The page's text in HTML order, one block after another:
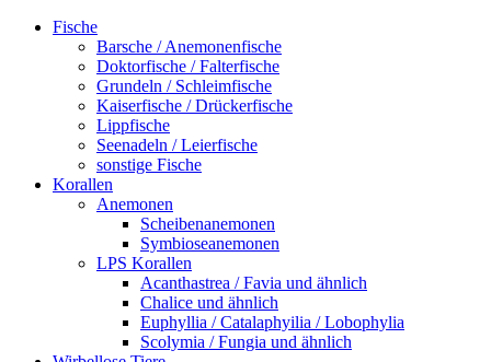
Fische
Barsche / Anemonenfische
Doktorfische / Falterfische
Grundeln / Schleimfische
Kaiserfische / Drückerfische
Lippfische
Seenadeln / Leierfische
sonstige Fische
Korallen
Anemonen
Scheibenanemonen
Symbioseanemonen
LPS Korallen
Acanthastrea / Favia und ähnlich
Chalice und ähnlich
Euphyllia / Catalaphyilia / Lobophylia
Scolymia / Fungia und ähnlich